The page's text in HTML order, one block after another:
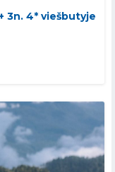
3n. 4* viešbutyje